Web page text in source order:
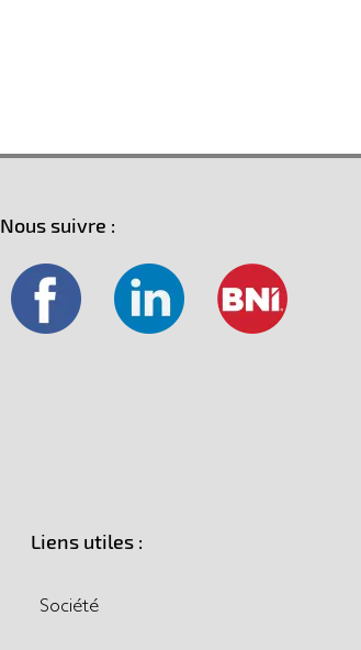
Nous suivre :
Liens utiles :
Société